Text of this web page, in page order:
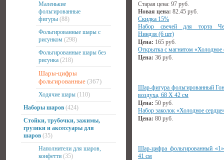
Маленькие
фольгированные
фигуры (88)
Фольгированные шары с
рисунком (298)
Фольгированные шары без
рисунка (218)
Шары-цифры
фольгированные (367)
Ходячие шары (110)
Наборы шаров (424)
Стойки, трубочки, зажимы,
грузики и аксессуары для
шаров (35)
Наполнители для шаров,
конфетти (35)
Старая цена: 97 руб.
Новая цена: 82.45 руб.
Скидка 15%
Набор свечей для торта
Ниндзя (6 шт)
Цена: 165 руб.
Открытка с магнитом «Холодное
Цена: 36 руб.
Шар-фигура фольгированный
воздуха, 68 Х 42 см
Цена: 50 руб.
Набор заколок «Холодное
Цена: 80 руб.
Шар-цифра фольгированный
41 см